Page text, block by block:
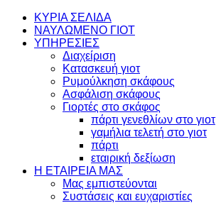
ΚΥΡΙΑ ΣΕΛΙΔΑ
ΝΑΥΛΩΜΕΝΟ ΓΙΟΤ
ΥΠΗΡΕΣΙΕΣ
Διαχείριση
Κατασκευή γιοτ
Ρυμούλκηση σκάφους
Ασφάλιση σκάφους
Γιορτές στο σκάφος
πάρτι γενεθλίων στο γιοτ
γαμήλια τελετή στο γιοτ
πάρτι
εταιρική δεξίωση
Η ΕΤΑΙΡΕΙΑ ΜΑΣ
Μας εμπιστεύονται
Συστάσεις και ευχαριστίες